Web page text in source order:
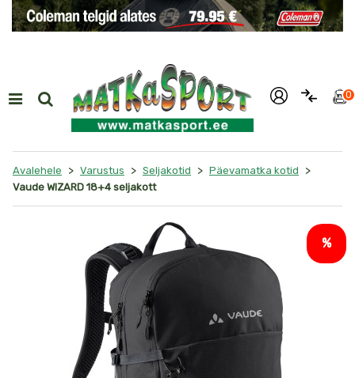
0
Avalehele > Varustus > Seljakotid > Päevamatka kotid >
Vaude WIZARD 18+4 seljakott
%